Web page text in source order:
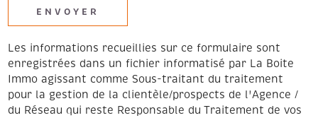
ENVOYER
Les informations recueillies sur ce formulaire sont
enregistrées dans un fichier informatisé par La Boite
Immo agissant comme Sous-traitant du traitement
pour la gestion de la clientèle/prospects de l'Agence /
du Réseau qui reste Responsable du Traitement de vos